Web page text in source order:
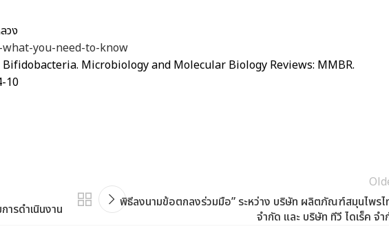
วง
you-need-to-know
Bifidobacteria. Microbiology and Molecular Biology Reviews: MMBR.
10
ารดำเนินงาน
พิธีลงนามข้อตกลงร่วมมือ” ระหว่าง บริษัท ผลิตภัณฑ์สมุนไพรไ
จำกัด และ บริษัท ทีวี ไดเร็ค จำ